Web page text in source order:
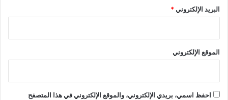
البريد الإلكتروني*
الموقع الإلكتروني
احفظ اسمي، بريدي الإلكتروني، والموقع الإلكتروني في هذا المتصفح